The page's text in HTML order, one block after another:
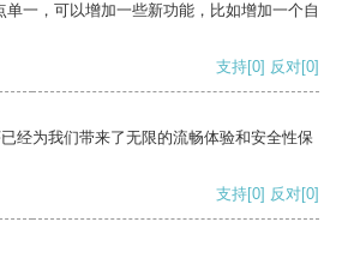
一，可以增加一些新功能，比如增加一个自
支持[0] 反对[0]
经为我们带来了无限的流畅体验和安全性保
支持[0] 反对[0]